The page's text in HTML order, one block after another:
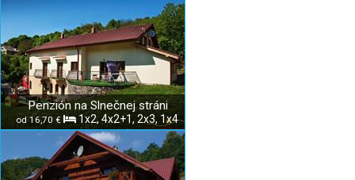
Penzión na Slnečnej stráni
od 16,70 € 1x2, 4x2+1, 2x3, 1x4